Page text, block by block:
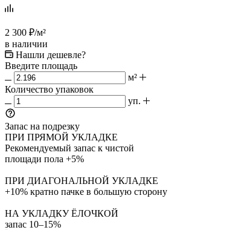
2 300 ₽/м²
в наличии
Нашли дешевле?
Введите площадь
м²
Количество упаковок
уп.
Запас на подрезку
ПРИ ПРЯМОЙ УКЛАДКЕ
Рекомендуемый запас к чистой
площади пола +5%
ПРИ ДИАГОНАЛЬНОЙ УКЛАДКЕ
+10% кратно пачке в большую сторону
НА УКЛАДКУ ЁЛОЧКОЙ
запас 10–15%